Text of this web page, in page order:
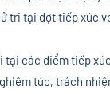
tri tại đợt tiếp xúc
các điểm tiếp
túc, trách